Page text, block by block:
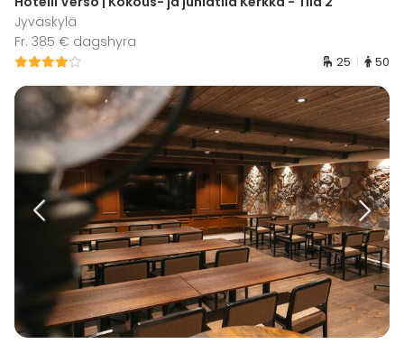
Jyväskylä
Fr. 385 € dagshyra
25 50